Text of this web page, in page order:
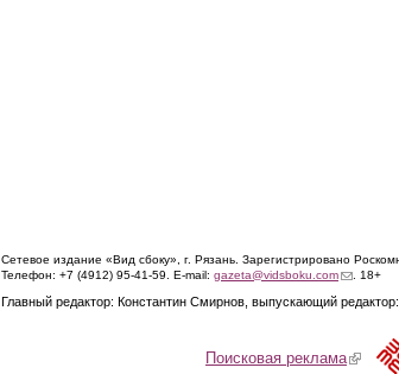
Сетевое издание «Вид сбоку», г. Рязань. Зарегистрировано
Телефон: +7 (4912) 95-41-59. E-mail: gazeta@vidsboku.com(link sends
. 18+
Главный редактор: Константин Смирнов, выпускающий
Поисковая реклама(link is